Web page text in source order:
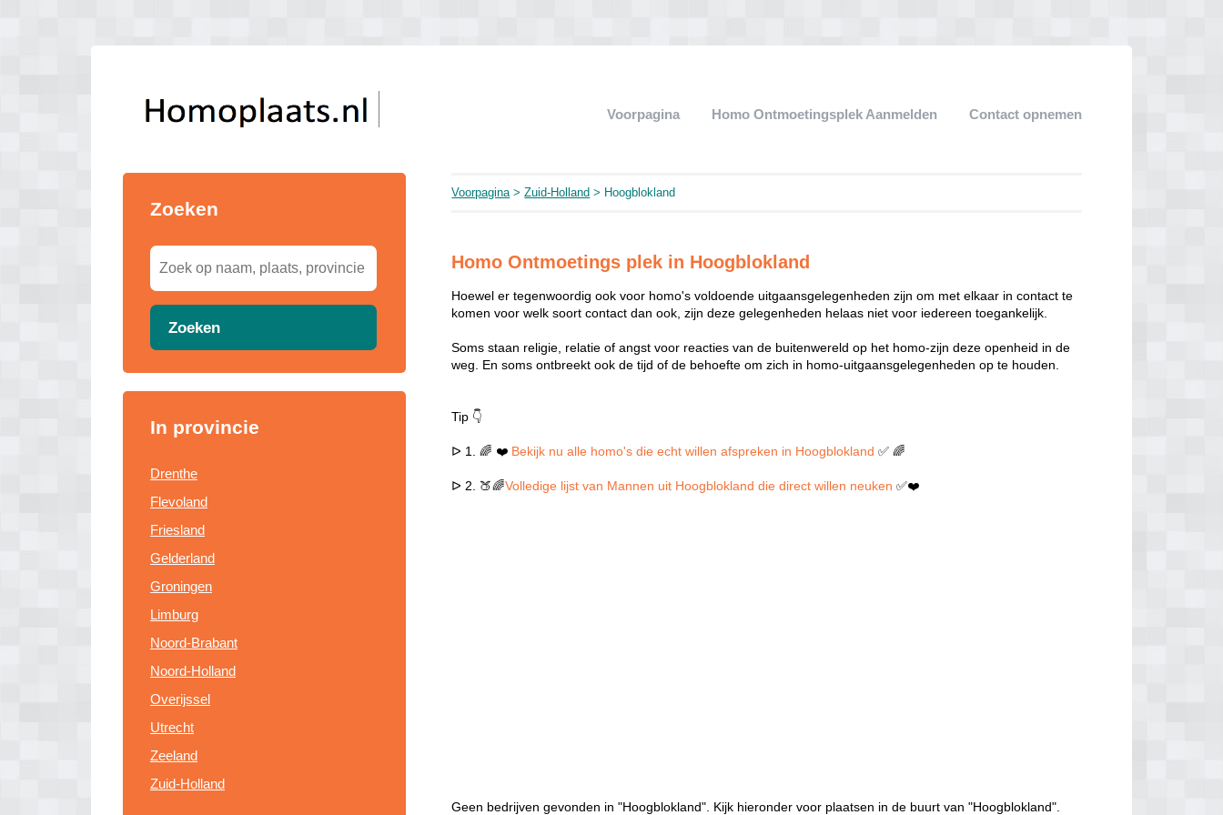
Voorpagina Homo Ontmoetingsplek Aanmelden Contact opnemen
Zoeken
Zoeken
In provincie
Drenthe
Flevoland
Friesland
Gelderland
Groningen
Limburg
Noord-Brabant
Noord-Holland
Overijssel
Utrecht
Zeeland
Zuid-Holland
Voorpagina>Zuid-Holland > Hoogblokland
Homo Ontmoetings plek in Hoogblokland
Hoewel er tegenwoordig ook voor homo's voldoende uitgaansgelegenheden zijn om met elkaar in contact te
komen voor welk soort contact dan ook, zijn deze gelegenheden helaas niet voor iedereen toegankelijk.
Soms staan religie, relatie of angst voor reacties van de buitenwereld op het homo-zijn deze openheid in de
weg. En soms ontbreekt ook de tijd of de behoefte om zich in homo-uitgaansgelegenheden op te houden.
Tip 👇
ᐅ 1. 🌈 ❤️ Bekijk nu alle homo's die echt willen afspreken in Hoogblokland ✅ 🌈
ᐅ 2. 🍑🌈Volledige lijst van Mannen uit Hoogblokland die direct willen neuken✅❤️
Geen bedrijven gevonden in "Hoogblokland". Kijk hieronder voor plaatsen in de buurt van "Hoogblokland".